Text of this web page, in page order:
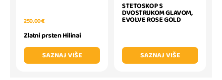
250,00 €
Zlatni prsten Hilinai
SAZNAJ VIŠE
STETOSKOP S
DVOSTRUKOM GLAVOM,
EVOLVE ROSE GOLD
SAZNAJ VIŠE